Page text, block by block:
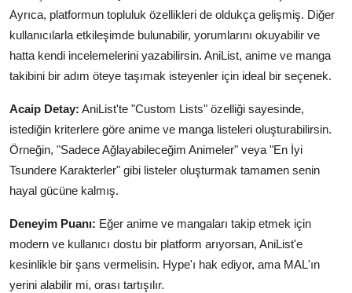
Ayrıca, platformun topluluk özellikleri de oldukça gelişmiş. Diğer
kullanıcılarla etkileşimde bulunabilir, yorumlarını okuyabilir ve
hatta kendi incelemelerini yazabilirsin. AniList, anime ve manga
takibini bir adım öteye taşımak isteyenler için ideal bir seçenek.
Acaip Detay: AniList'te "Custom Lists" özelliği sayesinde,
istediğin kriterlere göre anime ve manga listeleri oluşturabilirsin.
Örneğin, "Sadece Ağlayabileceğim Animeler" veya "En İyi
Tsundere Karakterler" gibi listeler oluşturmak tamamen senin
hayal gücüne kalmış.
Deneyim Puanı: Eğer anime ve mangaları takip etmek için
modern ve kullanıcı dostu bir platform arıyorsan, AniList'e
kesinlikle bir şans vermelisin. Hype'ı hak ediyor, ama MAL'ın
yerini alabilir mi, orası tartışılır.